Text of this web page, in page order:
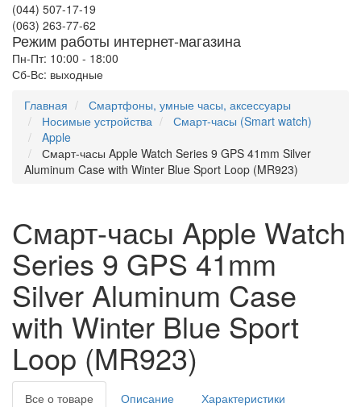
(044) 507-17-19
(063) 263-77-62
Режим работы интернет-магазина
Пн-Пт: 10:00 - 18:00
Сб-Вс: выходные
Главная
Смартфоны, умные часы, аксессуары
Носимые устройства
Смарт-часы (Smart watch)
Apple
Смарт-часы Apple Watch Series 9 GPS 41mm Silver
Aluminum Case with Winter Blue Sport Loop (MR923)
Смарт-часы Apple Watch
Series 9 GPS 41mm
Silver Aluminum Case
with Winter Blue Sport
Loop (MR923)
Все о товаре Описание Характеристики